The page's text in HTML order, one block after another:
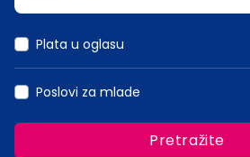
Plata u oglasu
Poslovi za mlade
Pretražite